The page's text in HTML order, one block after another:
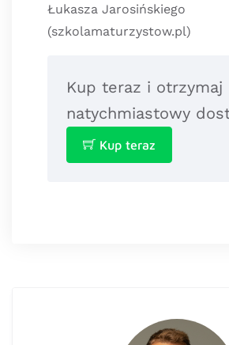
Łukasza Jarosińskiego
(szkolamaturzystow.pl)
Kup teraz i otrzymaj
natychmiastowy
Kup teraz